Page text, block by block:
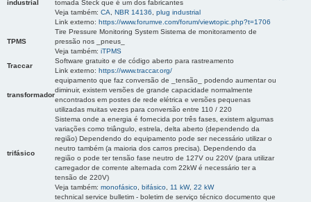
industrial
tomada Steck que é um dos fabricantes
Veja também: CA NBR 14136
plug industrial
Link externo: https://www.forumve.com/forum/viewtopic.php?t=1706
TPMS
Tire Pressure Monitoring System Sistema de monitoramento de
pressão nos _pneus_
Veja também: iTPMS
Traccar
Software gratuito e de código aberto para rastreamento
Link externo: https://www.traccar.org/
transformador
equipamento que faz conversão de _tensão_ podendo aumentar ou
diminuir, existem versões de grande capacidade normalmente
encontrados em postes de rede elétrica e versões pequenas
utilizadas muitas vezes para conversão entre 110 / 220
trifásico
Sistema onde a energia é fornecida por três fases, existem algumas
variações como triângulo, estrela, delta aberto (dependendo da
região) Dependendo do equipamento pode ser necessário utilizar o
neutro também (a maioria dos carros precisa). Dependendo da
região o pode ter tensão fase neutro de 127V ou 220V (para utilizar
carregador de corrente alternada com 22kW é necessário ter a
tensão de 220V)
Veja também: monofásico bifásico 11 kW, 22 kW
technical service bulletim - boletim de serviço técnico documento que